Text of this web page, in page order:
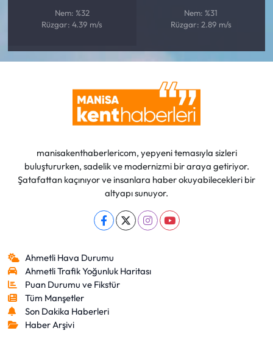
Nem: %32
Rüzgar: 4.39 m/s
Nem: %31
Rüzgar: 2.89 m/s
manisakenthaberlericom, yepyeni temasıyla sizleri
buluştururken, sadelik ve modernizmi bir araya getiriyor.
Şatafattan kaçınıyor ve insanlara haber okuyabilecekleri bir
altyapı sunuyor.
Ahmetli Hava Durumu
Ahmetli Trafik Yoğunluk Haritası
Puan Durumu ve Fikstür
Tüm Manşetler
Son Dakika Haberleri
Haber Arşivi